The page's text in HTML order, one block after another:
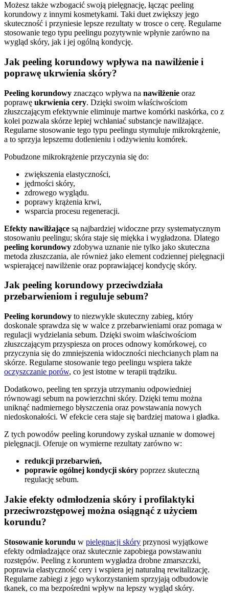
Możesz także wzbogacić swoją pielęgnację, łącząc peeling
korundowy z innymi kosmetykami. Taki duet zwiększy jego
skuteczność i przyniesie lepsze rezultaty w trosce o cerę. Regularne
stosowanie tego typu peelingu pozytywnie wpłynie zarówno na
wygląd skóry, jak i jej ogólną kondycję.
Jak peeling korundowy wpływa na nawilżenie i
poprawę ukrwienia skóry?
Peeling korundowy znacząco wpływa na nawilżenie oraz
poprawę ukrwienia cery. Dzięki swoim właściwościom
złuszczającym efektywnie eliminuje martwe komórki naskórka, co z
kolei pozwala skórze lepiej wchłaniać substancje nawilżające.
Regularne stosowanie tego typu peelingu stymuluje mikrokrążenie,
a to sprzyja lepszemu dotlenieniu i odżywieniu komórek.
Pobudzone mikrokrążenie przyczynia się do:
zwiększenia elastyczności,
jędrności skóry,
zdrowego wyglądu.
poprawy krążenia krwi,
wsparcia procesu regeneracji.
Efekty nawilżające są najbardziej widoczne przy systematycznym
stosowaniu peelingu; skóra staje się miękka i wygładzona. Dlatego
peeling korundowy zdobywa uznanie nie tylko jako skuteczna
metoda złuszczania, ale również jako element codziennej pielęgnacji
wspierającej nawilżenie oraz poprawiającej kondycję skóry.
Jak peeling korundowy przeciwdziała
przebarwieniom i reguluje sebum?
Peeling korundowy to niezwykle skuteczny zabieg, który
doskonale sprawdza się w walce z przebarwieniami oraz pomaga w
regulacji wydzielania sebum. Dzięki swoim właściwościom
złuszczającym przyspiesza on proces odnowy komórkowej, co
przyczynia się do zmniejszenia widoczności niechcianych plam na
skórze. Regularne stosowanie tego peelingu wspiera także
oczyszczanie porów, co jest istotne w terapii trądziku.
Dodatkowo, peeling ten sprzyja utrzymaniu odpowiedniej
równowagi sebum na powierzchni skóry. Dzięki temu można
uniknąć nadmiernego błyszczenia oraz powstawania nowych
niedoskonałości. W efekcie cera staje się bardziej matowa i gładka.
Z tych powodów peeling korundowy zyskał uznanie w domowej
pielęgnacji. Oferuje on wymierne rezultaty zarówno w:
redukcji przebarwień,
poprawie ogólnej kondycji skóry poprzez skuteczną
regulację sebum.
Jakie efekty odmłodzenia skóry i profilaktyki
przeciwrozstępowej można osiągnąć z użyciem
korundu?
Stosowanie korundu w pielęgnacji skóry przynosi wyjątkowe
efekty odmładzające oraz skutecznie zapobiega powstawaniu
rozstępów. Peeling z koruntem wygładza drobne zmarszczki,
poprawia elastyczność cery i wspiera jej naturalną rewitalizację.
Regularne zabiegi z jego wykorzystaniem sprzyjają odbudowie
tkanek, co ma bezpośredni wpływ na lepszy wygląd skóry.